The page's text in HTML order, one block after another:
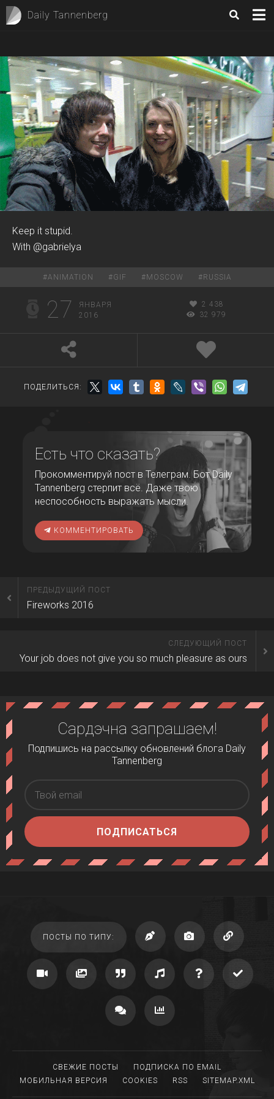
Daily Tannenberg
Keep it stupid.
With @gabrielya
#ANIMATION #GIF # MOSCOW # RUSSIA
27
ЯНВАРЯ
2016
2 438
32 979
ПОДЕЛИТЬСЯ:
Есть что сказать?
Прокомментируй пост в Телеграм. Бот Daily
Tannenberg стерпит всё. Даже твою
неспособность выражать мысли.
КОММЕНТИРОВАТЬ
ПРЕДЫДУЩИЙ ПОСТ
Fireworks 2016
СЛЕДУЮЩИЙ ПОСТ
Your job does not give you so much pleasure as ours
Сардэчна запрашаем!
Подпишись на рассылку обновлений блога Daily
Tannenberg
ПОДПИСАТЬСЯ
ПОСТЫ ПО ТИПУ:
СВЕЖИЕ ПОСТЫ
ПОДПИСКА ПО EMAIL
МОБИЛЬНАЯ ВЕРСИЯ
COOKIES RSS SITEMAP.XML